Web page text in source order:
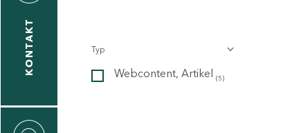
KONTAKT Typ
Webcontent, Artikel (5)